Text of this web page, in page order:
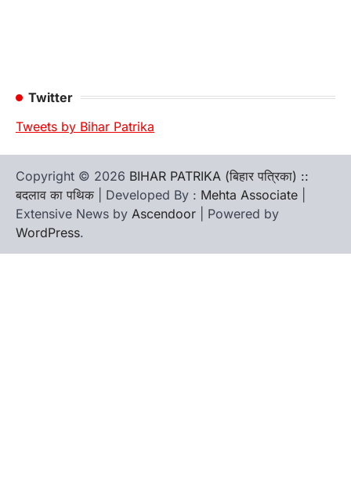
Twitter
Tweets by Bihar Patrika
Copyright © 2026 BIHAR PATRIKA (बिहार पत्रिका) ::
बदलाव का पथिक | Developed By : Mehta Associate
Extensive News by Ascendoor | Powered by
WordPress.